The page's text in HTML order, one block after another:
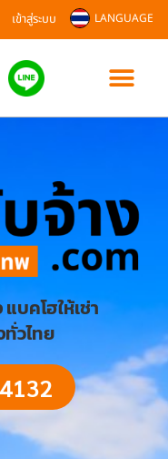
เข้าสู่ระบบ LANGUAGE
บคโฮให้เช่า
วไทย